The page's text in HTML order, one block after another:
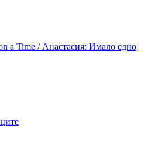
a Time / Анастасия: Имaло едно